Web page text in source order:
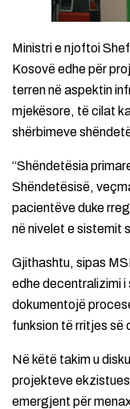
Ministri e njoftoi
Kosovë edhe për
terren në aspektin
mjekësore, të cilat
shërbimeve
“Shëndetësia
Shëndetësisë,
pacientëve duke
në nivelet e sistemit
Gjithashtu, sipas
edhe decentralizimi
dokumentojë
funksion të rritjes së
Në këtë takim u
projekteve
emergjent për